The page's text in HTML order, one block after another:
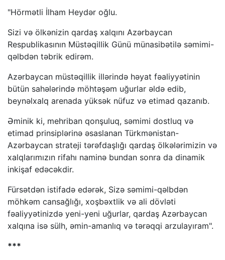
"Hörmətli İlham Heydər oğlu.
Sizi və ölkənizin qardaş xalqını Azərbaycan
Respublikasının Müstəqillik Günü münasibətilə səmimi-
qəlbdən təbrik edirəm.
Azərbaycan müstəqillik illərində həyat fəaliyyətinin
bütün sahələrində möhtəşəm uğurlar əldə edib,
beynəlxalq arenada yüksək nüfuz və etimad qazanıb.
Əminik ki, mehriban qonşuluq, səmimi dostluq və
etimad prinsiplərinə əsaslanan Türkmənistan-
Azərbaycan strateji tərəfdaşlığı qardaş ölkələrimizin və
xalqlarımızın rifahı naminə bundan sonra da dinamik
inkişaf edəcəkdir.
Fürsətdən istifadə edərək, Sizə səmimi-qəlbdən
möhkəm cansağlığı, xoşbəxtlik və ali dövləti
fəaliyyətinizdə yeni-yeni uğurlar, qardaş Azərbaycan
xalqına isə sülh, əmin-amanlıq və tərəqqi arzulayıram".
***